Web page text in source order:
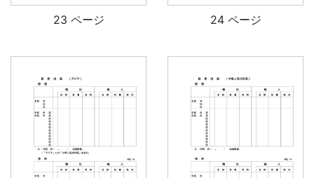
23 ページ 24 ページ